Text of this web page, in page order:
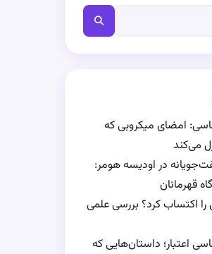
امضای میکروبی که
می‌کند
در اودیسه هومر:
قهرمانان
اکتساب کرد؟ بررسی علمی
اعتبار؛ داستان‌هایی که